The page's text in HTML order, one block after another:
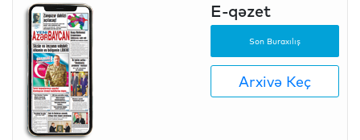
E-qəzet
Son Buraxılış
Arxivə Keç